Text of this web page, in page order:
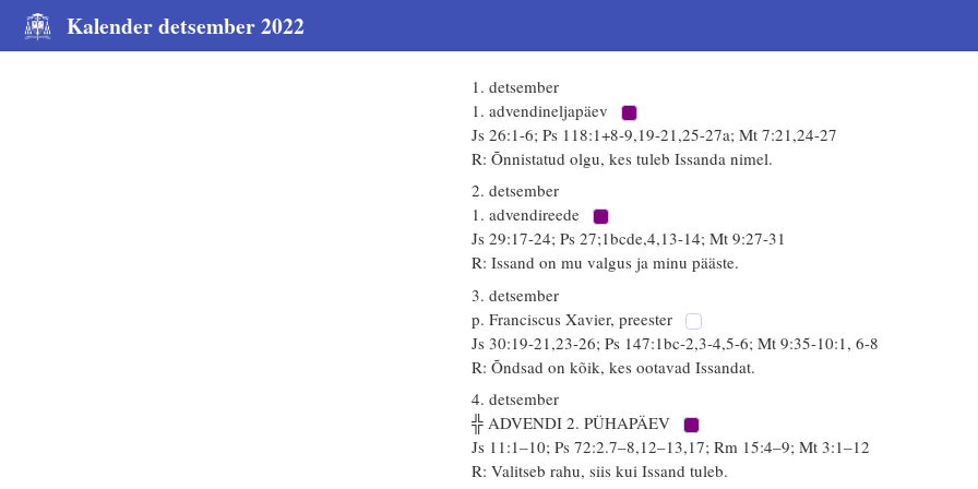
Kalender detsember 2022
1. detsember
1. advendineljapäev
Js 26:1-6; Ps 118:1+8-9,19-21,25-27a; Mt 7:21,24-27
R: Õnnistatud olgu, kes tuleb Issanda nimel.
2. detsember
1. advendireede
Js 29:17-24; Ps 27;1bcde,4,13-14; Mt 9:27-31
R: Issand on mu valgus ja minu pääste.
3. detsember
p. Franciscus Xavier, preester
Js 30:19-21,23-26; Ps 147:1bc-2,3-4,5-6; Mt 9:35-10:1, 6-8
R: Õndsad on kõik, kes ootavad Issandat.
4. detsember
╬ ADVENDI 2. PÜHAPÄEV
Js 11:1–10; Ps 72:2.7–8,12–13,17; Rm 15:4–9; Mt 3:1–12
R: Valitseb rahu, siis kui Issand tuleb.